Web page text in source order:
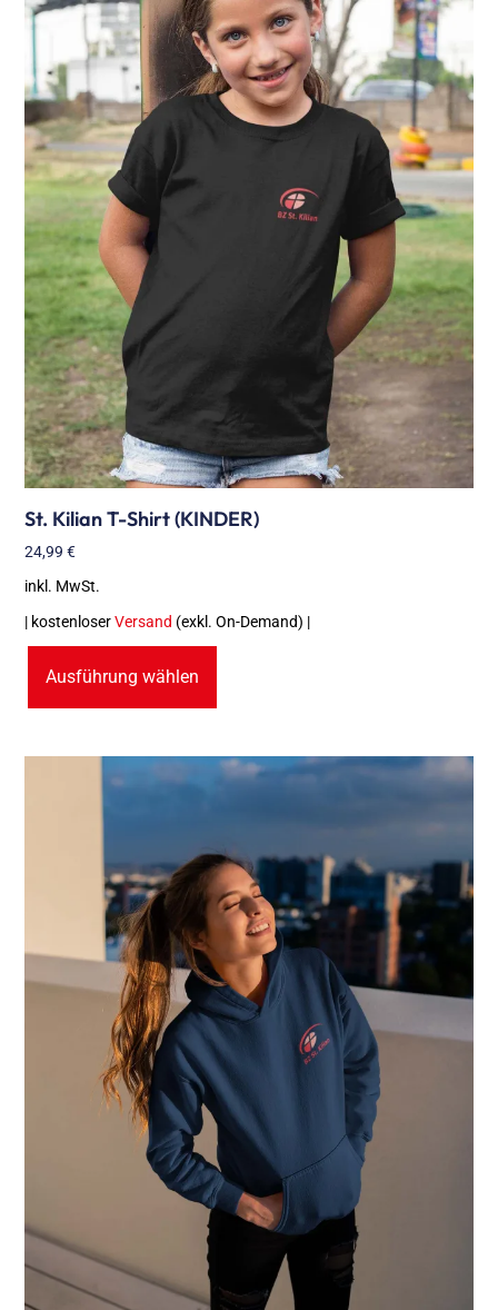
St. Kilian T-Shirt (KINDER)
24,99€
inkl. MwSt.
| kostenloserVersand (exkl. On-Demand) |
Ausführung wählen